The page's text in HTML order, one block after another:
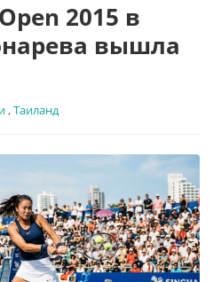
2015 в
вышла
,Таиланд